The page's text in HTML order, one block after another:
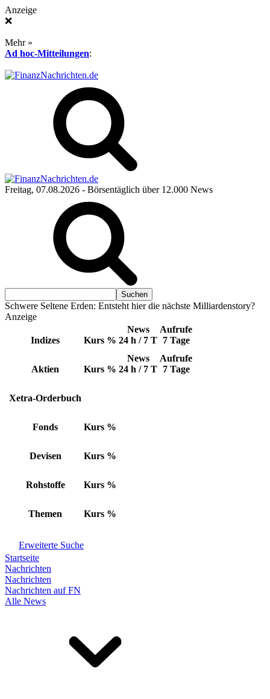
Anzeige
❌
Mehr »
Ad hoc-Mitteilungen:
Freitag, 07.08.2026 - Börsentäglich über 12.000 News
Schwere Seltene Erden: Entsteht hier die nächste Milliardenstory?
Anzeige
Indizes Kurs %
News
24 h / 7 T
Aufrufe
7 Tage
Aktien Kurs %
News
24 h / 7 T
Aufrufe
7 Tage
Xetra-Orderbuch
Fonds Kurs %
Devisen Kurs %
Rohstoffe Kurs %
Themen Kurs %
Erweiterte Suche
Startseite
Nachrichten
Nachrichten
Nachrichten auf FN
Alle News